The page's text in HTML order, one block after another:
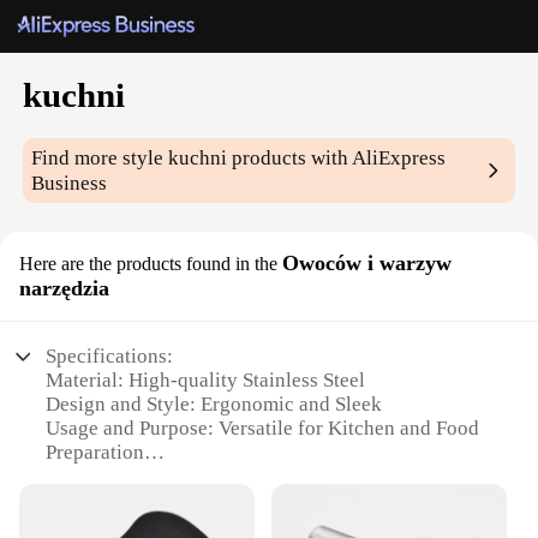
kuchni
Find more stylekuchni products with AliExpress
Business
Here are the products found in the Owoców i warzyw
narzędzia
Specifications:
Material: High-quality Stainless Steel
Design and Style: Ergonomic and Sleek
Usage and Purpose: Versatile for Kitchen and Food
Preparation